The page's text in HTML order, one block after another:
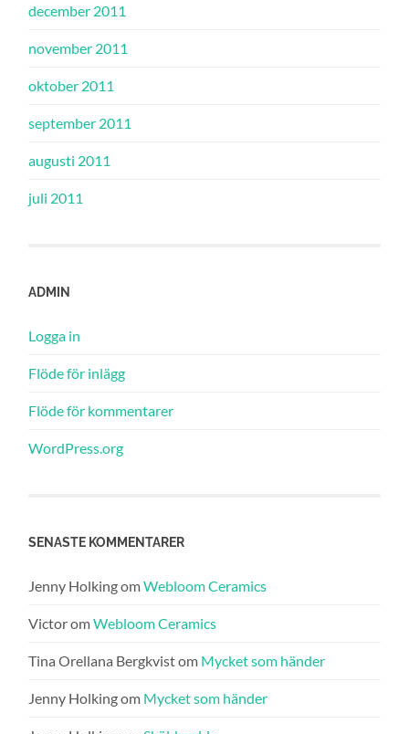
december 2011
november 2011
oktober 2011
september 2011
augusti 2011
juli 2011
ADMIN
Logga in
Flöde för inlägg
Flöde för kommentarer
WordPress.org
SENASTE KOMMENTARER
Jenny HolkingomWebloom Ceramics
VictoromWebloom Ceramics
Tina Orellana Bergkvistom Mycket som händer
Jenny Holkingom Mycket som händer